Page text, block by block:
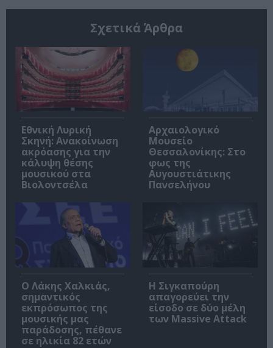
Σχετικά Άρθρα
Εθνική Λυρική
Σκηνή: Ανακοίνωση
ακρόασης για την
κάλυψη θέσης
μουσικού στα
Βιολοντσέλα
Αρχαιολογικό
Μουσείο
Θεσσαλονίκης: Στο
φως της
Αυγουστιάτικης
Πανσελήνου
Ο Λάκης Χαλκιάς,
σημαντικός
εκπρόσωπος της
μουσικής μας
παράδοσης, πέθανε
σε ηλικία 82 ετών
Η Σιγκαπούρη
απαγορεύει την
είσοδο σε δύο μέλη
των Massive Attack